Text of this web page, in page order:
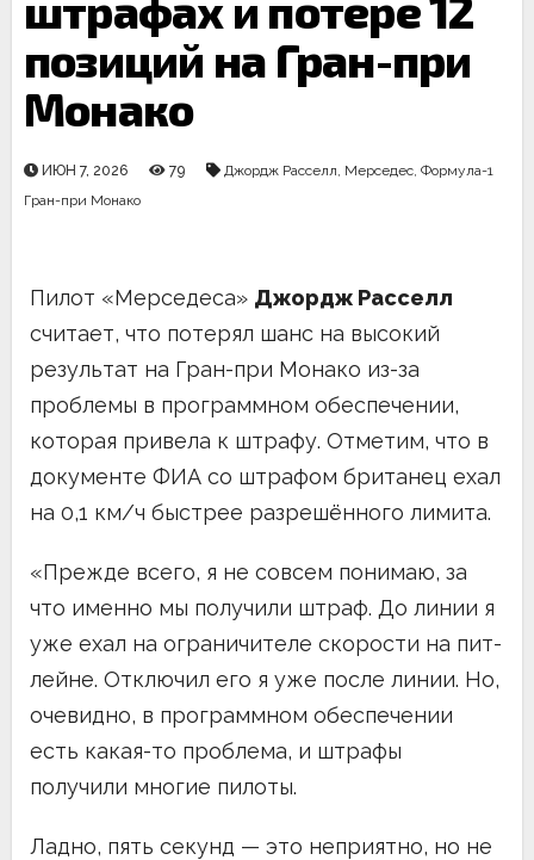
позиций на Гран-при
Монако
ИЮН 7, 2026 79 Джордж Расселл, Мерседес, Формула-1
Гран-при Монако
Пилот «Мерседеса» Джордж Расселл
считает, что потерял шанс на высокий
результат на Гран-при Монако из-за
проблемы в программном обеспечении,
которая привела к штрафу. Отметим, что в
документе ФИА со штрафом британец ехал
на 0,1 км/ч быстрее разрешённого лимита.
«Прежде всего, я не совсем понимаю, за
что именно мы получили штраф. До линии я
уже ехал на ограничителе скорости на пит-
лейне. Отключил его я уже после линии. Но,
очевидно, в программном обеспечении
есть какая-то проблема, и штрафы
получили многие пилоты.
Ладно, пять секунд — это неприятно, но не